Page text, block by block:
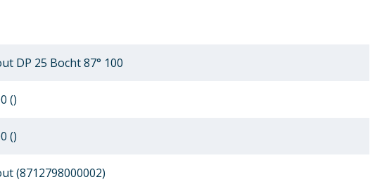
DP 25 Bocht 87° 100
()
()
(8712798000002)